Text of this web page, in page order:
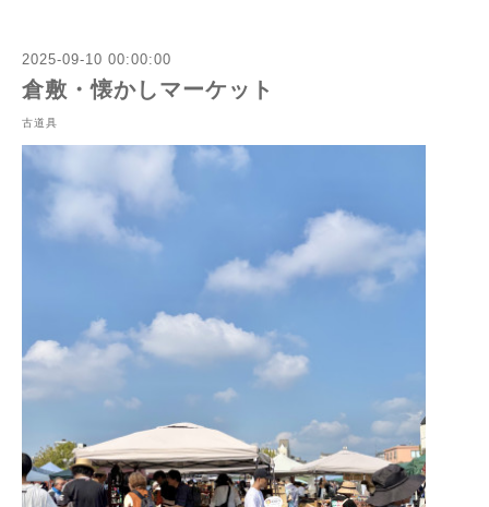
2025-09-10 00:00:00
倉敷・懐かしマーケット
古道具